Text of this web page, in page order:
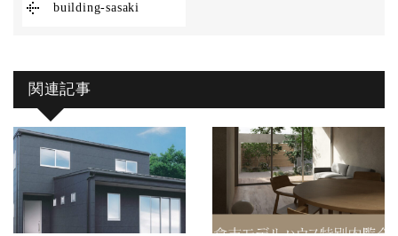
building-sasaki
関連記事